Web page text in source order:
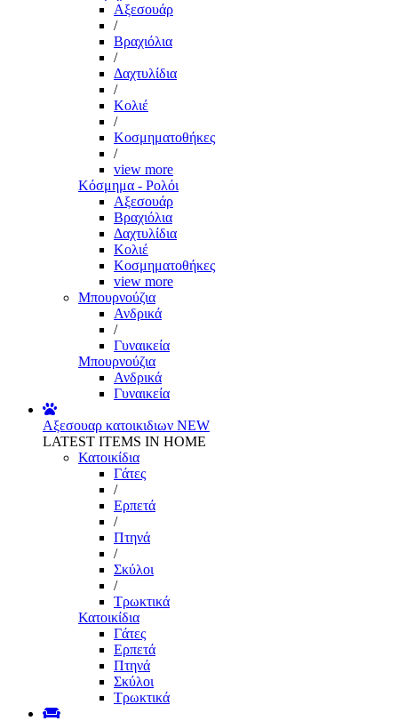
Αξεσουάρ
/
Βραχιόλια
/
Δαχτυλίδια
/
Κολιέ
/
Κοσμηματοθήκες
/
view more
Κόσμημα - Ρολόι
Αξεσουάρ
Βραχιόλια
Δαχτυλίδια
Κολιέ
Κοσμηματοθήκες
view more
Μπουρνούζια
Ανδρικά
/
Γυναικεία
Μπουρνούζια
Ανδρικά
Γυναικεία
Αξεσουαρ κατοικιδιων NEW
LATEST ITEMS IN HOME
Κατοικίδια
Γάτες
/
Ερπετά
/
Πτηνά
/
Σκύλοι
/
Τρωκτικά
Κατοικίδια
Γάτες
Ερπετά
Πτηνά
Σκύλοι
Τρωκτικά